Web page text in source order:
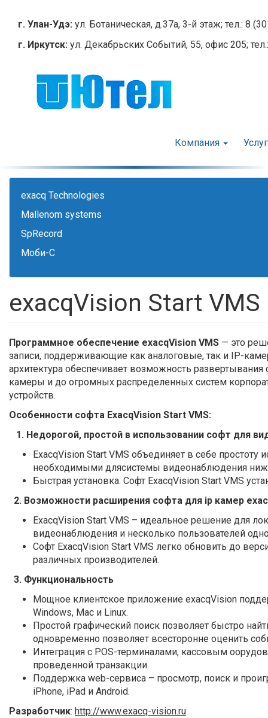
содержанию
г. Улан-Удэ: ул. Ботаническая, д.37а, 3-й этаж; тел.: 8
г. Иркутск: ул. Декабрьских Событий, 55, офис 205;
Компания
exacq Technologies
Mallenom systems
SpRecord
Моби-С
exacqVision Start VMS
Программное обеспечение exacqVision VMS — это
записи, поддерживающие как аналоговые, так и IP-
архитектура обеспечивает возможность
камеры и до огромных распределенных систем
устройств.
Особенности софта ExacqVision Start VMS:
1. Недорогой, простой в использовании софт для
ExacqVision Start VMS объединяет в себе
необходимыми длясистемы видеонаблюдения
Быстрая установка. Софт ExacqVision Start VMS
2. Возможности расширения софта для ip камер
ExacqVision Start VMS – идеальное решение для
видеонаблюдения и несколько пользователей
Софт ExacqVision Start VMS легко обновить до
различных производителей.
3. Функциональность
Мощное клиентское приложение exacqVision
Windows, Mac и Linux.
Простой графический поиск позволяет быстро
одновременно позволяет всесторонне оценить
Интеграция с POS-терминалами, кассовым
проведенной транзакции.
Поддержка web-сервиса – просмотр, поиск и
iPhone, iPad и Android.
Разработчик: http://www.exacq-vision.ru